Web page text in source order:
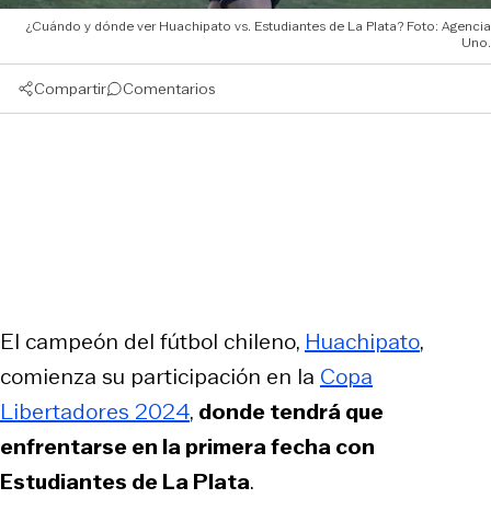
¿Cuándo y dónde ver Huachipato vs. Estudiantes de La Plata? Foto: Agencia
Uno.
Compartir Comentarios
El campeón del fútbol chileno, Huachipato,
comienza su participación en la Copa
Libertadores 2024, donde tendrá que
enfrentarse en la primera fecha con
Estudiantes de La Plata.